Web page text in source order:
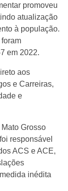
promoveu
atualização
à população.
em 2022.
aos
e Carreiras,
e
Grosso
responsável
ACS e ACE,
inédita